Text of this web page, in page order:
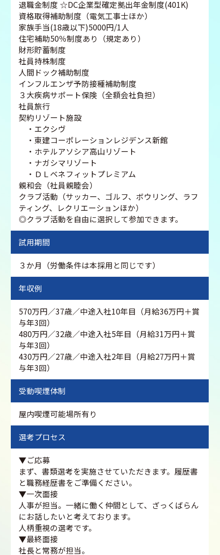
退職金制度 ☆DC企業型確定拠出年金制度(401K)
資格取得補助制度（電気工事士ほか）
家族手当(18歳以下)5000円/1人
住宅補助50％制度あり（規定あり）
財形貯蓄制度
社員持株制度
人間ドック補助制度
インフルエンザ予防接種補助制度
３大疾病サポート保険（全額会社負担）
社員旅行
契約リゾート施設
・エクシヴ
・東建コーポレーションレジデンス新館
・ホテルアソシア高山リゾート
・ナガシマリゾート
・ＤＬベネフィットプレミアム
親和会（社員親睦会）
クラブ活動（サッカー、ゴルフ、ボウリング、ラフ
ティング、レクリエーションほか）
◎クラブ活動を自由に選択して参加できます。
試用期間
３か月（労働条件は本採用と同じです）
年収例
570万円／37歳／中途入社10年目（月給36万円＋賞
与年3回）
480万円／32歳／中途入社5年目（月給31万円＋賞
与年3回）
430万円／27歳／中途入社2年目（月給27万円＋賞
与年3回）
受動喫煙体制
屋内喫煙可能場所有り
選考プロセス
▼ご応募
まず、書類選考を実施させていただきます。履歴書
と職務経歴書をご準備ください。
▼一次面接
人事が担当。一緒に働く仲間として、ざっくばらん
にお話したいと考えております。
人柄重視の選考です。
▼最終面接
社長と常務が担当。